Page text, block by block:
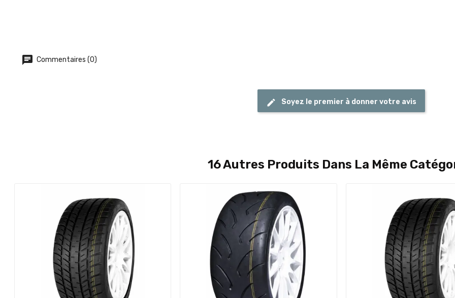
Commentaires (0)
Soyez le premier à donner votre avis
16 Autres Produits Dans La Même